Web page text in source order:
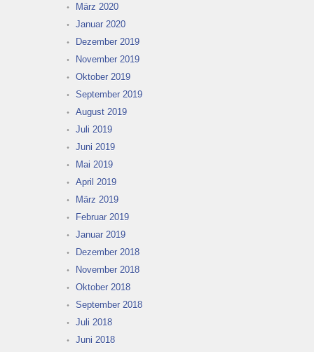
März 2020
Januar 2020
Dezember 2019
November 2019
Oktober 2019
September 2019
August 2019
Juli 2019
Juni 2019
Mai 2019
April 2019
März 2019
Februar 2019
Januar 2019
Dezember 2018
November 2018
Oktober 2018
September 2018
Juli 2018
Juni 2018